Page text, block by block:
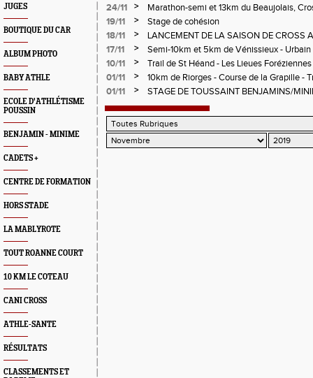
JUGES
BOUTIQUE DU CAR
ALBUM PHOTO
BABY ATHLE
ECOLE D'ATHLÉTISME
POUSSIN
BENJAMIN - MINIME
CADETS +
CENTRE DE FORMATION
HORS STADE
LA MABLYROTE
TOUT ROANNE COURT
10 KM LE COTEAU
CANI CROSS
ATHLE-SANTE
RÉSULTATS
CLASSEMENTS ET
24/11
>
Marathon-semi et 13km du Beaujolais,
Tournon, La Villardaire, Creuzier le Vieux
19/11 >
Stage de cohésion
18/11
>
LANCEMENT DE LA SAISON DE CROSS
PLEIN CHEZ LES JEUNES
17/11 >
Semi-10km et 5km de Vénissieux -
de Dompierre sur Besbre - Trail de
10/11 >
Trail de St Héand - Les Lieues
01/11
>
10km de Riorges - Course de la Grapille -
Nigth Fever - Toussi'Trail
01/11 > STAGE DE TOUSSAINT BENJAMINS/